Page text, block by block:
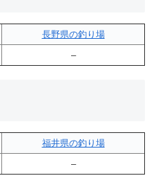
長野県の釣り場
–
福井県の釣り場
–